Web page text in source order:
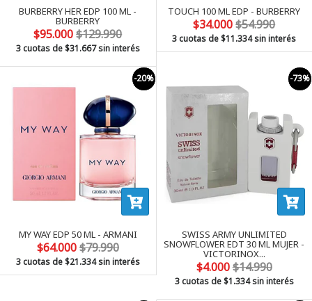
BURBERRY HER EDP 100 ML -
BURBERRY
$95.000$129.990
3 cuotas de$31.667sin interés
TOUCH 100 ML EDP - BURBERRY
$34.000$54.990
3 cuotas de$11.334sin interés
-20%
MY WAY EDP 50 ML - ARMANI
$64.000$79.990
3 cuotas de$21.334sin interés
-73%
SWISS ARMY UNLIMITED
SNOWFLOWER EDT 30 ML MUJER -
VICTORINOX...
$4.000$14.990
3 cuotas de$1.334sin interés